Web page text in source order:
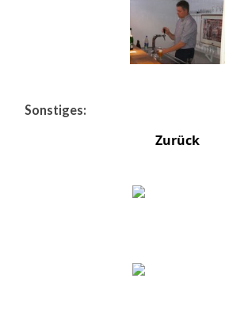
Sonstiges:
Zurück